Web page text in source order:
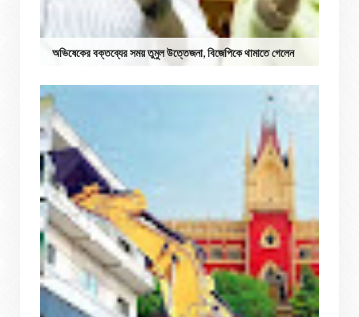
অভিষেকের বক্তব্যের সময় তুমুল উত্তেজনা, বিজেপিকে থামাতে গেলেন